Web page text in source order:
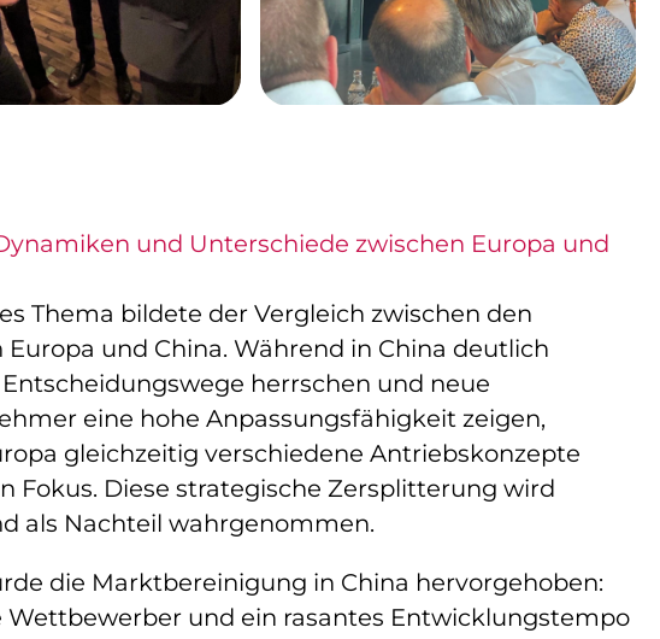
und Unterschiede zwischen Europa und
Thema bildete der Vergleich zwischen den
Europa und China. Während in China deutlich
herrschen und neue
eine hohe Anpassungsfähigkeit zeigen,
gleichzeitig verschiedene Antriebskonzepte
Fokus. Diese strategische Zersplitterung wird
als Nachteil wahrgenommen.
die Marktbereinigung in China hervorgehoben:
Wettbewerber und ein rasantes Entwicklungstempo